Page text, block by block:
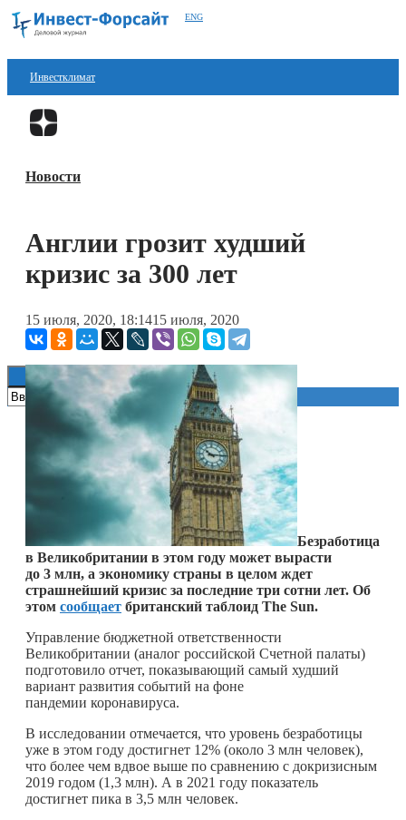
ENG
Инвестклимат
Финансы
Блокчейн
Книги
Новости
Англии грозит худший
кризис за 300 лет
15 июля, 2020, 18:1415 июля, 2020
Безработица
в Великобритании в этом году может вырасти
до 3 млн, а экономику страны в целом ждет
страшнейший кризис за последние три сотни лет. Об
этом сообщает британский таблоид The Sun.
Управление бюджетной ответственности
Великобритании (аналог российской Счетной палаты)
подготовило отчет, показывающий самый худший
вариант развития событий на фоне
пандемии коронавируса.
В исследовании отмечается, что уровень безработицы
уже в этом году достигнет 12% (около 3 млн человек),
что более чем вдвое выше по сравнению с докризисным
2019 годом (1,3 млн). А в 2021 году показатель
достигнет пика в 3,5 млн человек.